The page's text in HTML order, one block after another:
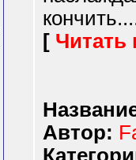
[ Читать
Автор: